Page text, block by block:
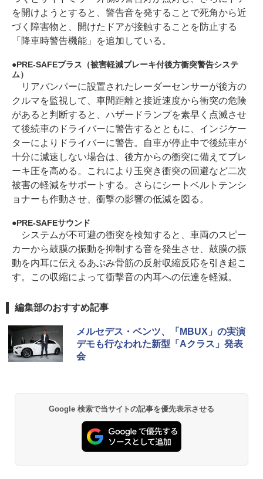
を開けようとすると、警告音を発することで死角から近
づく障害物と、開けたドアが接触することを防止する
「降車時警告機能」を追加している。
PRE-SAFEプラス（被害軽減ブレーキ付後方衝突警告システ
ム）
リアバンパーに設置されたレーダーセンサーが後方の
クルマを監視して、車間距離と接近速度から衝突の危険
があると判断すると、ハザードランプを素早く点滅させ
て後続車のドライバーに警告するとともに、インジケー
ターによりドライバーに警告。自車が停止中で後続車が
十分に減速しない場合は、後方からの衝突に備えてブレ
ーキ圧を高める。これにより玉突き衝突の回避など二次
被害の軽減をサポートする。さらにシートベルトテンシ
ョナーも作動させ、衝撃の影響の低減を図る。
PRE-SAFEサウンド
システムが不可避の衝突を検知すると、車両のスピー
カーから鼓膜の振動を抑制する音を発生させ、鼓膜の振
動を内耳に伝えるあぶみ骨筋の反射収縮反応を引き起こ
す。この収縮によって衝撃音の内耳への伝達を軽減。
編集部のおすすめ記事
メルセデス・ベンツ、「MBUX」の実演
デモも行なわれた新型「Aクラス」発表
会
Google 検索で当サイトの記事を優先表示させる